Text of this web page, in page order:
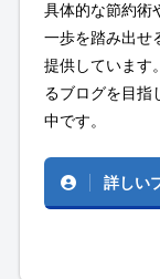
具体的な節約術
一歩を踏み出せ
提供しています
るブログを目指
中です。
詳しい